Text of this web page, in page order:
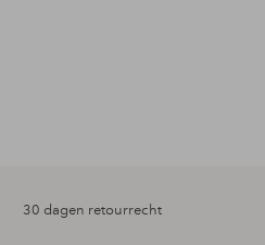
30 dagen retourrecht